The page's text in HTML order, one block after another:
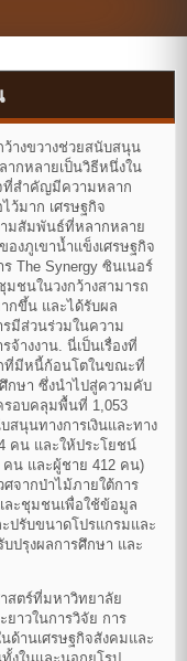
างขวางช่วยสนับสนุน
ากหลายเป็นวิธีหนึ่งใน
ที่สำคัญมีความหลาก
ว้มาก เศรษฐกิจ
มสัมพันธ์ที่หลากหลาย
องภูเขาน้ำแข็งเศรษฐกิจ
The Synergy ซินเนอร์
ชนในวงกว้างสามารถ
ากขึ้น และได้รับผล
มีส่วนร่วมในความ
างงาน. นี่เป็นเรื่องที่
ที่มีหนี้ก้อนโตในขณะที่
ศึกษา ซึ่งนำไปสู่ความคับ
รอบคลุมพื้นที่ 1,053
สนุนทางการเงินและทาง
คน และให้ประโยชน์
น และผู้ชาย 412 คน)
ศจากป่าไม้ภายใต้การ
ละชุมชนเพื่อใช้ข้อมูล
ปรับขนาดโปรแกรมและ
ปรุงผลการศึกษา และ
สตร์ที่มหาวิทยาลัย
ยาวในการวิจัย การ
ด้านเศรษฐกิจสังคมและ